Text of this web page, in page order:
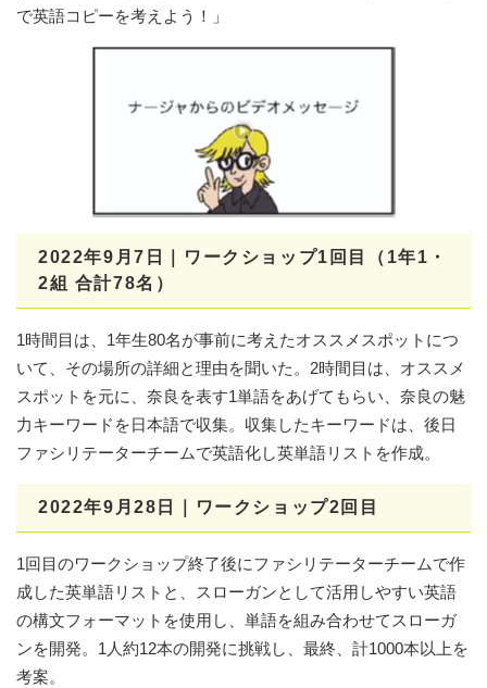
で英語コピーを考えよう！」
2022年9月7日｜ワークショップ1回目（1年1・
2組 合計78名）
1時間目は、1年生80名が事前に考えたオススメスポットにつ
いて、その場所の詳細と理由を聞いた。2時間目は、オススメ
スポットを元に、奈良を表す1単語をあげてもらい、奈良の魅
力キーワードを日本語で収集。収集したキーワードは、後日
ファシリテーターチームで英語化し英単語リストを作成。
2022年9 月28 日｜ワークショップ2回目
1回目のワークショップ終了後にファシリテーターチームで作
成した英単語リストと、スローガンとして活用しやすい英語
の構文フォーマットを使用し、単語を組み合わせてスローガ
ンを開発。1人約12本の開発に挑戦し、最終、計1000本以上を
考案。